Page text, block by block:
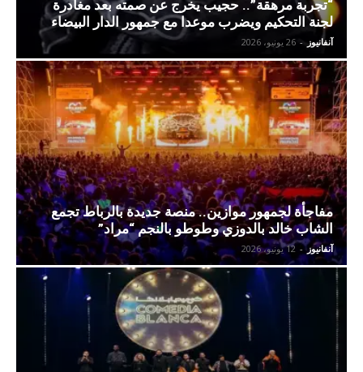
“تجربة مرهقة”.. حجيب يخرج عن صمته بعد مغادرة
لجنة التحكيم ويضرب موعدا مع جمهور الدار البيضاء
آنفانيوز - 26 يونيو، 2026
مفاجأة لجمهور موازين.. منصة جديدة بالرباط تجمع
الشاب خالد بالدوزي وطوطو بالنجم “مراد”
آنفانيوز - 12 يونيو، 2026